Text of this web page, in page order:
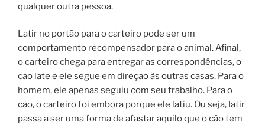
qualquer outra pessoa.
Latir no portão para o carteiro pode ser um
comportamento recompensador para o animal. Afinal,
o carteiro chega para entregar as correspondências, o
cão late e ele segue em direção às outras casas. Para o
homem, ele apenas seguiu com seu trabalho. Para o
cão, o carteiro foi embora porque ele latiu. Ou seja, latir
passa a ser uma forma de afastar aquilo que o cão tem